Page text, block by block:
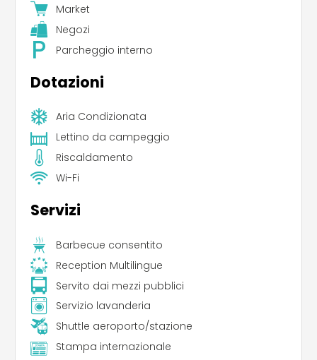
Market
Negozi
Parcheggio interno
Dotazioni
Aria Condizionata
Lettino da campeggio
Riscaldamento
Wi-Fi
Servizi
Barbecue consentito
Reception Multilingue
Servito dai mezzi pubblici
Servizio lavanderia
Shuttle aeroporto/stazione
Stampa internazionale